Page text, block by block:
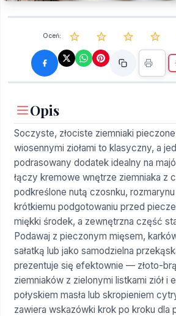
Oceń:
Opis
Soczyste, złociste ziemniaki
wiosennymi ziołami to klasyczny, a
podrasowany dodatek idealny na
łączy kremowe wnętrze ziemniaka z
podkreślone nutą czosnku,
krótkiemu podgotowaniu przed
miękki środek, a zewnętrzna część
Podawaj z pieczonym mięsem,
sałatką lub jako samodzielna
prezentuje się efektownie — złoto-
ziemniaków z zielonymi listkami ziół i
połyskiem masła lub skropieniem
zawiera wskazówki krok po kroku dla